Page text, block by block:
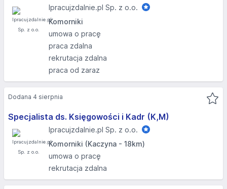
Ipracujzdalnie.pl Sp. z o.o.
Komorniki
umowa o pracę
praca zdalna
rekrutacja zdalna
praca od zaraz
Specjalista ds. Księgowości i Kadr (K,M)
Ipracujzdalnie.pl Sp. z o.o.
Komorniki (Kaczyna - 18km)
umowa o pracę
rekrutacja zdalna
Dodana 4 sierpnia